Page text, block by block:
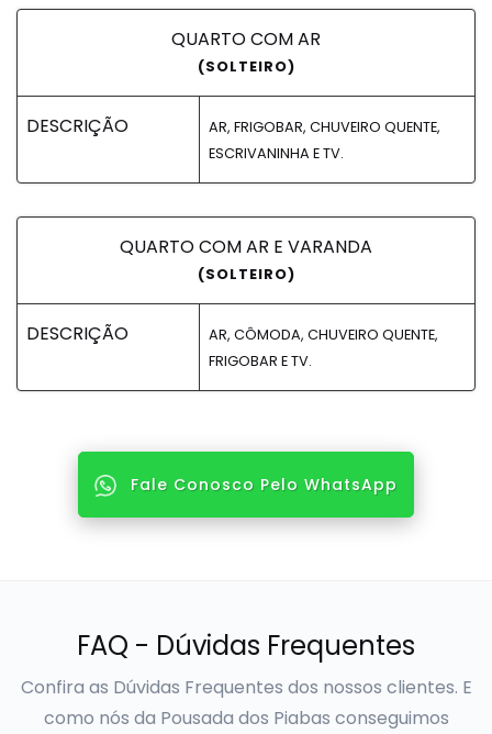
QUARTO COM AR
(SOLTEIRO)
DESCRIÇÃO
AR, FRIGOBAR, CHUVEIRO QUENTE,
ESCRIVANINHA E TV.
QUARTO COM AR E VARANDA
(SOLTEIRO)
DESCRIÇÃO
AR, CÔMODA, CHUVEIRO QUENTE,
FRIGOBAR E TV.
Fale Conosco Pelo WhatsApp
FAQ - Dúvidas Frequentes
Confira as Dúvidas Frequentes dos nossos clientes. E
como nós da Pousada dos Piabas conseguimos